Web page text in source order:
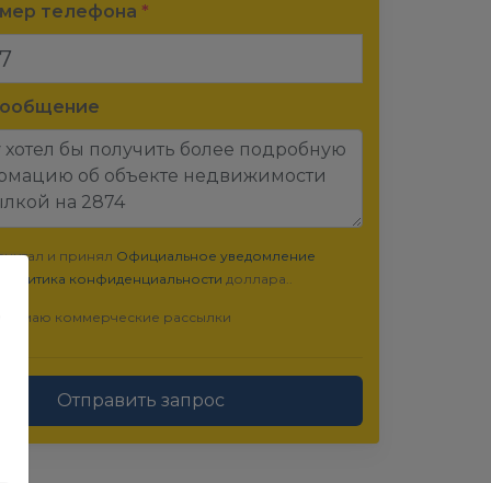
телефона *
и принял Официальное уведомление
Политика конфиденциальности доллара..
коммерческие рассылки
Отправить запрос